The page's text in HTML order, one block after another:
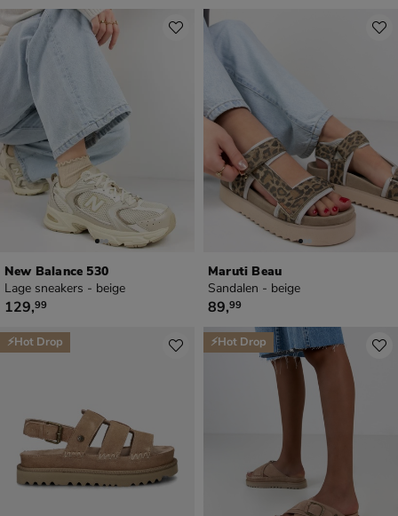
New Balance 530
Lage sneakers - beige
€ 129,99
129,99
Maruti Beau
Sandalen - beige
€ 89,99
89,99
⚡Hot Drop ⚡Hot Drop